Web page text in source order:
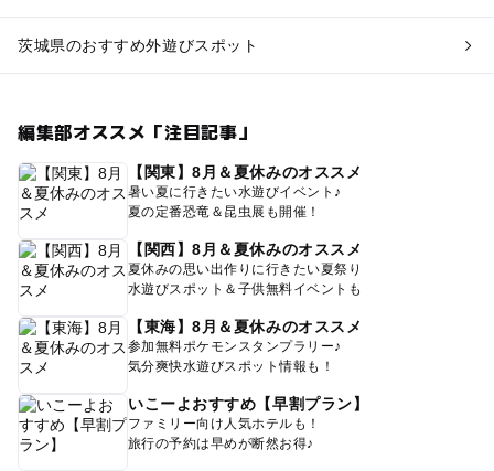
茨城県のおすすめ外遊びスポット
編集部オススメ「注目記事」
【関東】8月＆夏休みのオススメ
暑い夏に行きたい水遊びイベント♪
夏の定番恐竜＆昆虫展も開催！
【関西】8月＆夏休みのオススメ
夏休みの思い出作りに行きたい夏祭り
水遊びスポット＆子供無料イベントも
【東海】8月＆夏休みのオススメ
参加無料ポケモンスタンプラリー♪
気分爽快水遊びスポット情報も！
いこーよおすすめ【早割プラン】
ファミリー向け人気ホテルも！
旅行の予約は早めが断然お得♪